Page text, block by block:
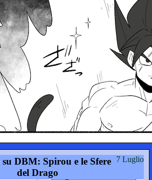
7 Luglio
DBM: Spirou e le Sfere
del Drago